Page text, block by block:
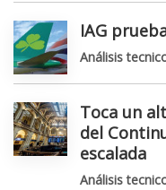
IAG
Análisis
Toca un
del
escalada
Análisis